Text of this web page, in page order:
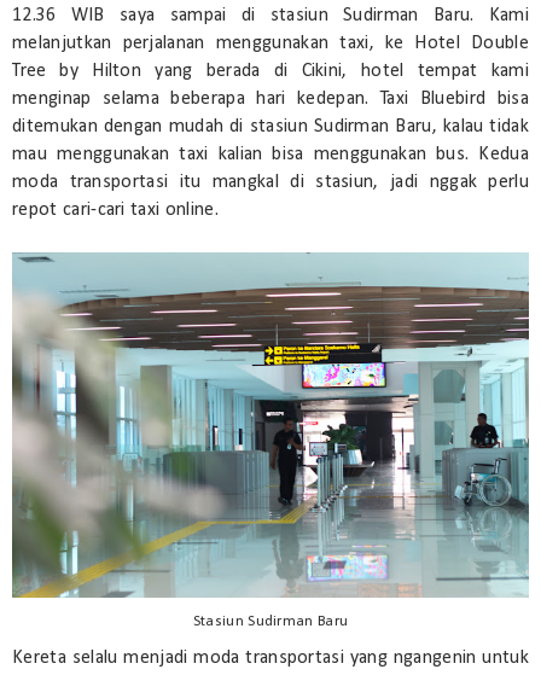
12.36 WIB saya sampai di stasiun Sudirman Baru. Kami
melanjutkan perjalanan menggunakan taxi, ke Hotel Double
Tree by Hilton yang berada di Cikini, hotel tempat kami
menginap selama beberapa hari kedepan. Taxi Bluebird bisa
ditemukan dengan mudah di stasiun Sudirman Baru, kalau tidak
mau menggunakan taxi kalian bisa menggunakan bus. Kedua
moda transportasi itu mangkal di stasiun, jadi nggak perlu
repot cari-cari taxi online.
Stasiun Sudirman Baru
Kereta selalu menjadi moda transportasi yang ngangenin untuk